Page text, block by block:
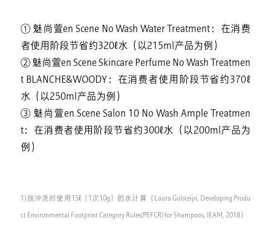
① 魅尚萱en Scene No Wash Water Treatment：在消费
者使用阶段节省约320ℓ水（以215ml产品为例）
② 魅尚萱en Scene Skincare Perfume No Wash Treatmen
t BLANCHE&WOODY：在消费者使用阶段节省约370ℓ
水（以250ml产品为例）
③ 魅尚萱en Scene Salon 10 No Wash Ample Treatmen
t：在消费者使用阶段节省约300ℓ水（以200ml产品为
例）
1) 按冲洗时使用15ℓ（1次10g）的水计算（Laura Golsteijn, Developing Produ
ct Environmental Footprint Category Rules(PEFCR) for Shampoos, IEAM, 2018）